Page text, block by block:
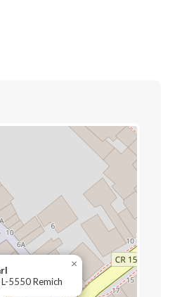
5550 Remich
×